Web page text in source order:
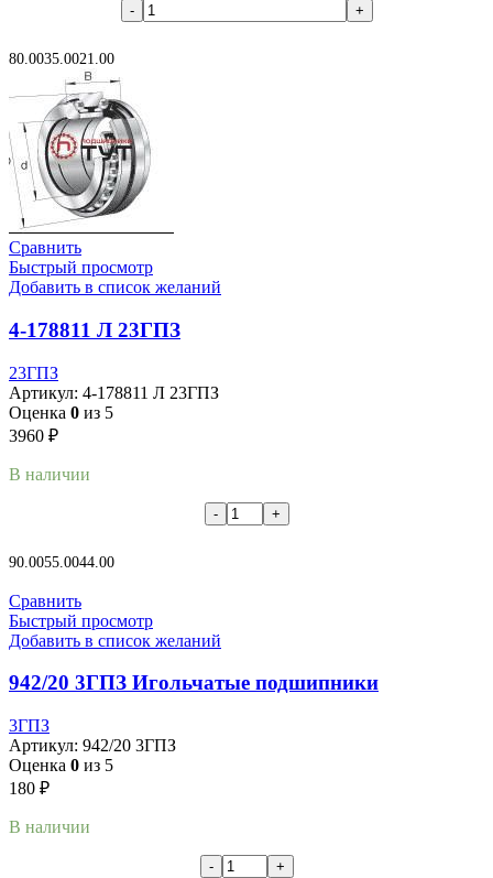
80.0035.0021.00
Сравнить
Быстрый просмотр
Добавить в список желаний
4-178811 Л 23ГПЗ
23ГПЗ
Артикул: 4-178811 Л 23ГПЗ
Оценка 0 из 5
3960 ₽
В наличии
90.0055.0044.00
Сравнить
Быстрый просмотр
Добавить в список желаний
942/20 3ГПЗ Игольчатые подшипники
3ГПЗ
Артикул: 942/20 3ГПЗ
Оценка 0 из 5
180 ₽
В наличии